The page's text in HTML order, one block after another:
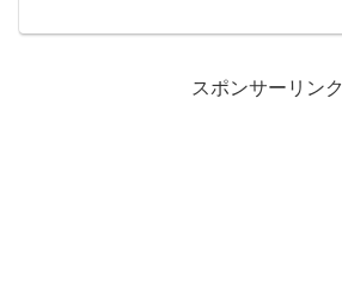
スポンサーリンク